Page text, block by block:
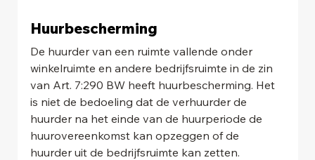
Huurbescherming
De huurder van een ruimte vallende onder
winkelruimte en andere bedrijfsruimte in de zin
van Art. 7:290 BW heeft huurbescherming. Het
is niet de bedoeling dat de verhuurder de
huurder na het einde van de huurperiode de
huurovereenkomst kan opzeggen of de
huurder uit de bedrijfsruimte kan zetten.